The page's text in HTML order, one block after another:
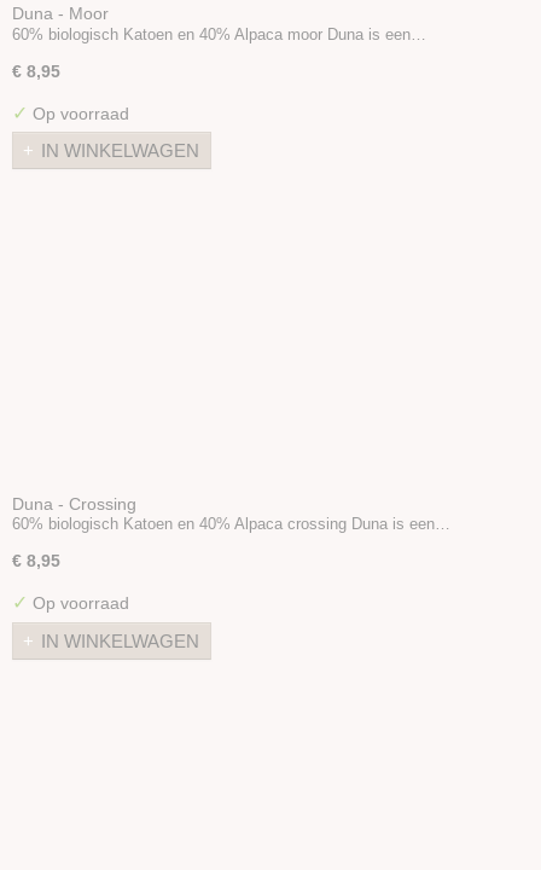
Duna - Moor
60% biologisch Katoen en 40% Alpaca moor Duna is een…
€ 8,95
✓ Op voorraad
IN WINKELWAGEN
Duna - Crossing
60% biologisch Katoen en 40% Alpaca crossing Duna is een…
€ 8,95
✓ Op voorraad
IN WINKELWAGEN